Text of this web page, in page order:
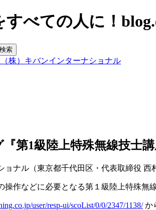
すべての人に！
株）キバンインターナショナル
第1級陸上特殊無線技士講
ナル（東京都千代田区・代表取締役 西
操作などに必要となる第１級陸上特殊
user/resp-ui/scoList/0/0/2347/1138/か